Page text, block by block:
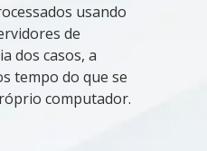
usando
de
dos casos, a
tempo do que se
computador.